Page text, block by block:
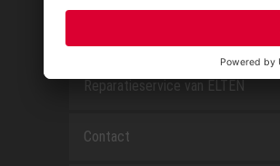
Reparatieservice van ELTEN
Contact